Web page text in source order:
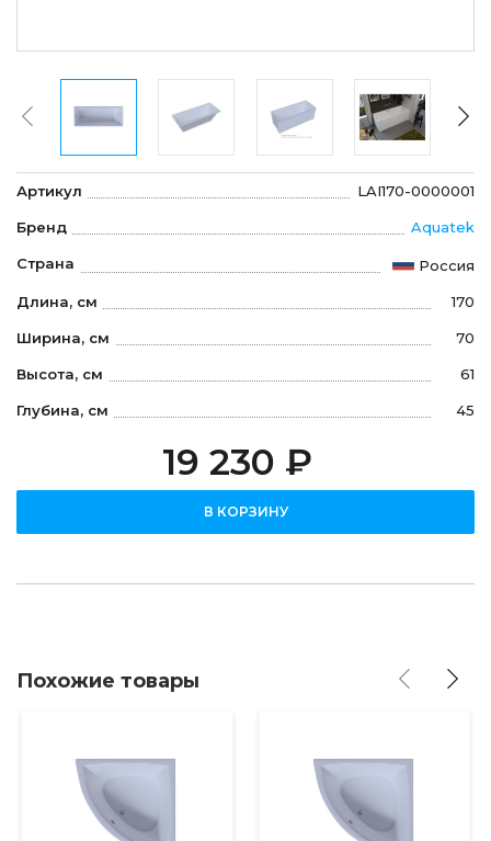
Артикул LAI170-0000001
Бренд Aquatek
Страна Россия
Длина, см 170
Ширина, см 70
Высота, см 61
Глубина, см 45
19 230 ₽
В КОРЗИНУ
Похожие товары